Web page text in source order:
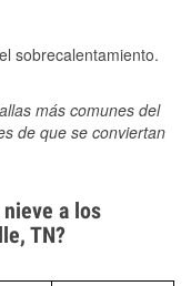
sobrecalentamiento.
más comunes del
de que se conviertan
a los
TN?